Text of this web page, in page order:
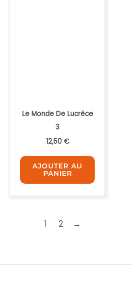
Le Monde De Lucrèce
3
12,50 €
AJOUTER AU
PANIER
1 2 →